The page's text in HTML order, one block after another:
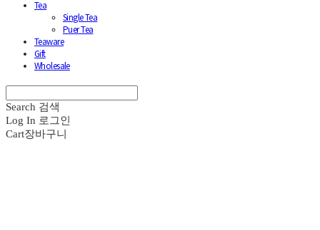
Tea
Single Tea
Puer Tea
Teaware
Gift
Wholesale
Search 검색
Log In 로그인
Cart장바구니